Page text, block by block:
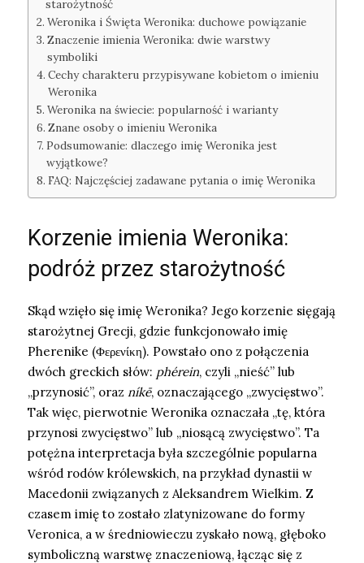
starożytność
Weronika i Święta Weronika: duchowe powiązanie
Znaczenie imienia Weronika: dwie warstwy
symboliki
Cechy charakteru przypisywane kobietom o imieniu
Weronika
Weronika na świecie: popularność i warianty
Znane osoby o imieniu Weronika
Podsumowanie: dlaczego imię Weronika jest
wyjątkowe?
FAQ: Najczęściej zadawane pytania o imię Weronika
Korzenie imienia Weronika:
podróż przez starożytność
Skąd wzięło się imię Weronika? Jego korzenie sięgają
starożytnej Grecji, gdzie funkcjonowało imię
Pherenike (Φερενίκη). Powstało ono z połączenia
dwóch greckich słów: phérein, czyli „nieść” lub
„przynosić”, oraz níkē, oznaczającego „zwycięstwo”.
Tak więc, pierwotnie Weronika oznaczała „tę, która
przynosi zwycięstwo” lub „niosącą zwycięstwo”. Ta
potężna interpretacja była szczególnie popularna
wśród rodów królewskich, na przykład dynastii w
Macedonii związanych z Aleksandrem Wielkim. Z
czasem imię to zostało zlatynizowane do formy
Veronica, a w średniowieczu zyskało nową, głęboko
symboliczną warstwę znaczeniową, łącząc się z